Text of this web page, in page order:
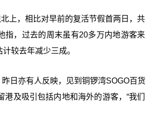
上，相比对早前的复活节假首两日，共
指，过去的周末虽有20多万内地游客来
较去年减少三成。
日亦有人反映，见到铜锣湾SOGO百货
及吸引包括内地和海外的游客，“我们